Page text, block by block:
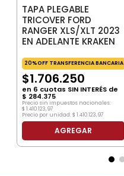
TAPA PLEGABLE
TRICOVER FORD
RANGER XLS/XLT 2023
EN ADELANTE KRAKEN
20%OFF TRANSFERENCIA BANCARIA
$1.706.250
en 6 cuotas SIN INTERÉS de
$ 284.375
Precio sin impuestos nacionales:
$ 1.410.123,97
Precio por unidad:$ 1.410.123,97
AGREGAR